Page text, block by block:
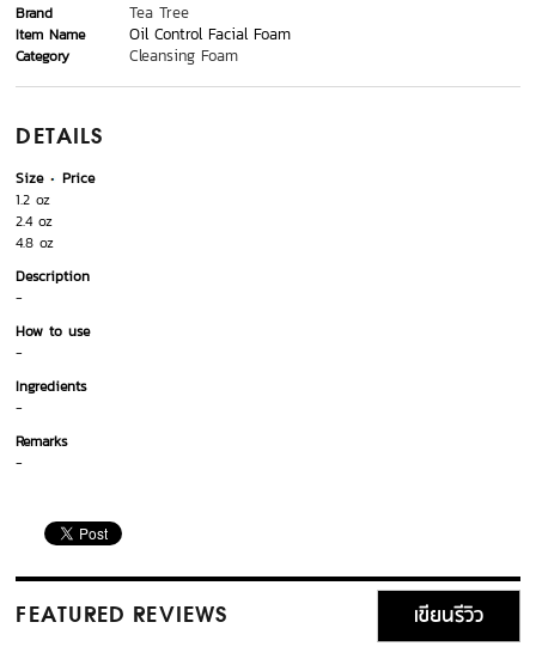
Brand Tea Tree
Item Name Oil Control Facial Foam
Category Cleansing Foam
DETAILS
Size
Price
1.2 oz
2.4 oz
4.8 oz
Description
-
How to use
-
Ingredients
-
Remarks
-
FEATURED REVIEWS เขียนรีวิว